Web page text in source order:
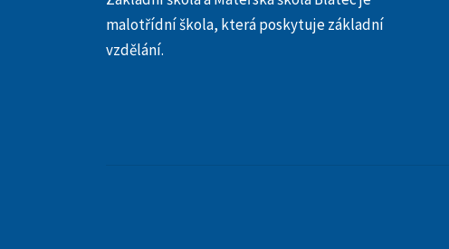
malotřídní škola, která poskytuje základní
vzdělání.